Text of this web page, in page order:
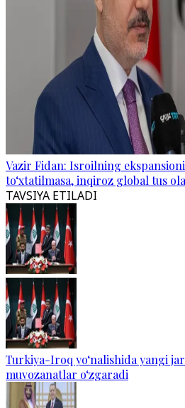
Vazir Fidan: Isroilning
to‘xtatilmasa, inqiroz global tus
TAVSIYA ETILADI
Turkiya-Iroq yo‘nalishida yangi
muvozanatlar o‘zgaradi